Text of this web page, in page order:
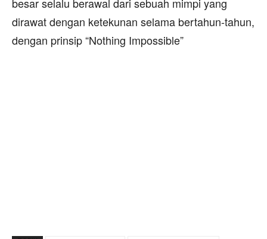
dirawat dengan ketekunan selama bertahun-tahun,
dengan prinsip “Nothing Impossible”